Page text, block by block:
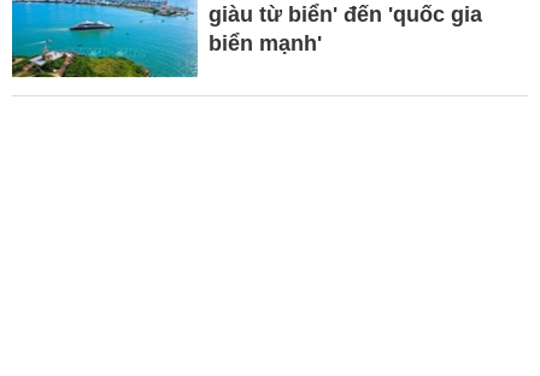
giàu từ biển' đến 'quốc gia
biển mạnh'